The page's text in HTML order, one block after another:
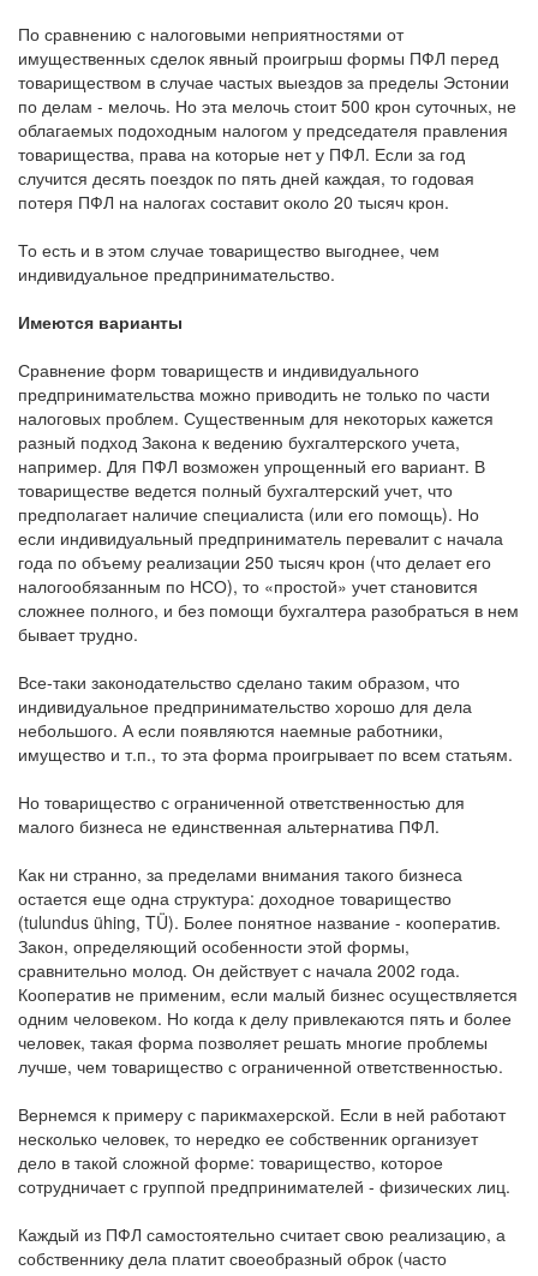
По сравнению с налоговыми неприятностями от
имущественных сделок явный проигрыш формы ПФЛ перед
товариществом в случае частых выездов за пределы Эстонии
по делам - мелочь. Но эта мелочь стоит 500 крон суточных, не
облагаемых подоходным налогом у председателя правления
товарищества, права на которые нет у ПФЛ. Если за год
случится десять поездок по пять дней каждая, то годовая
потеря ПФЛ на налогах составит около 20 тысяч крон.
То есть и в этом случае товарищество выгоднее, чем
индивидуальное предпринимательство.
Имеются варианты
Сравнение форм товариществ и индивидуального
предпринимательства можно приводить не только по части
налоговых проблем. Существенным для некоторых кажется
разный подход Закона к ведению бухгалтерского учета,
например. Для ПФЛ возможен упрощенный его вариант. В
товариществе ведется полный бухгалтерский учет, что
предполагает наличие специалиста (или его помощь). Но
если индивидуальный предприниматель перевалит с начала
года по объему реализации 250 тысяч крон (что делает его
налогообязанным по НСО), то «простой» учет становится
сложнее полного, и без помощи бухгалтера разобраться в нем
бывает трудно.
Все-таки законодательство сделано таким образом, что
индивидуальное предпринимательство хорошо для дела
небольшого. А если появляются наемные работники,
имущество и т.п., то эта форма проигрывает по всем статьям.
Но товарищество с ограниченной ответственностью для
малого бизнеса не единственная альтернатива ПФЛ.
Как ни странно, за пределами внимания такого бизнеса
остается еще одна структура: доходное товарищество
(tulundus ühing, TÜ). Более понятное название - кооператив.
Закон, определяющий особенности этой формы,
сравнительно молод. Он действует с начала 2002 года.
Кооператив не применим, если малый бизнес осуществляется
одним человеком. Но когда к делу привлекаются пять и более
человек, такая форма позволяет решать многие проблемы
лучше, чем товарищество с ограниченной ответственностью.
Вернемся к примеру с парикмахерской. Если в ней работают
несколько человек, то нередко ее собственник организует
дело в такой сложной форме: товарищество, которое
сотрудничает с группой предпринимателей - физических лиц.
Каждый из ПФЛ самостоятельно считает свою реализацию, а
собственнику дела платит своеобразный оброк (часто